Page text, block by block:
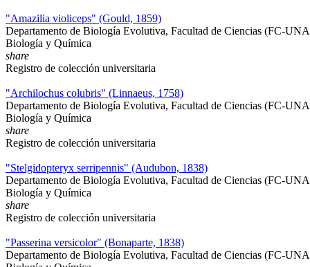
"Amazilia violiceps" (Gould, 1859)
Departamento de Biología Evolutiva, Facultad de Ciencias (FC-
Biología y Química
share
Registro de colección universitaria
"Archilochus colubris" (Linnaeus, 1758)
Departamento de Biología Evolutiva, Facultad de Ciencias (FC-
Biología y Química
share
Registro de colección universitaria
"Stelgidopteryx serripennis" (Audubon, 1838)
Departamento de Biología Evolutiva, Facultad de Ciencias (FC-
Biología y Química
share
Registro de colección universitaria
"Passerina versicolor" (Bonaparte, 1838)
Departamento de Biología Evolutiva, Facultad de Ciencias (FC-